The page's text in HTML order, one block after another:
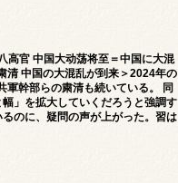
高官 中国大动荡将至＝中国に大混
清 中国の大混乱が到来＞2024年の
軍幹部らの粛清も続いている。 同
」を拡大していくだろうと強調す
のに、疑問の声が上がった。習は